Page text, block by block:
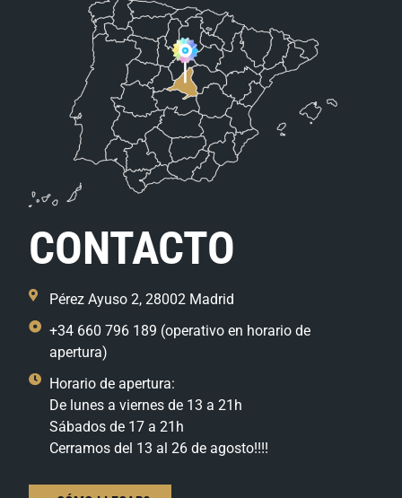
CONTACTO
Pérez Ayuso 2, 28002 Madrid
+34 660 796 189 (operativo en horario de
apertura)
Horario de apertura:
De lunes a viernes de 13 a 21h
Sábados de 17 a 21h
Cerramos del 13 al 26 de agosto!!!!